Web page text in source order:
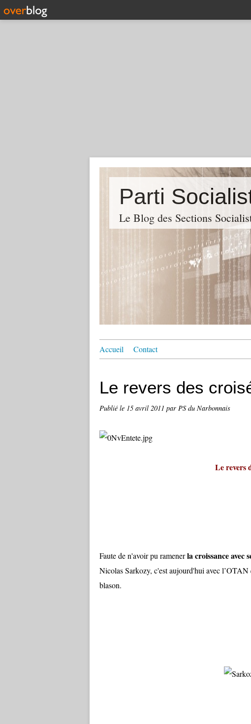
Parti
Le Blog des Sections
Accueil Contact
Le revers des
Publié le 15 avril 2011 par PS du Narbonnais
Le revers
Faute de n'avoir pu ramenerla croissance avec
Nicolas Sarkozy, c'est aujourd'hui avec
blason.